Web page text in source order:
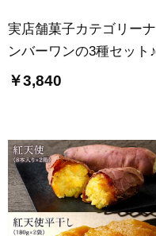
実店舗菓子カテゴリーナ
ンバーワンの3種セット♪
￥3,840